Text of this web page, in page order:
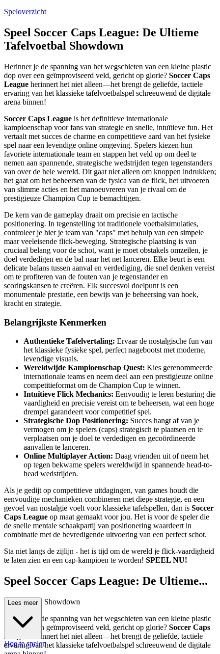
Speloverzicht
Speel Soccer Caps League: De Ultieme
Tafelvoetbal Showdown
Herinner je de spanning van het wegschieten van een kleine plastic
dop over een geïmproviseerd veld, gericht op glorie? Soccer Caps
League herinnert het niet alleen—het brengt de geliefde, tactiele
ervaring van het klassieke tafelvoetbalspel schreeuwend de digitale
arena binnen!
Soccer Caps League is het definitieve internationale
kampioenschap voor fans van strategie en snelle, intuïtieve fun. Het
vertaalt met succes de charme en competitieve aard van het fysieke
spel naar een levendige online omgeving. Spelers kiezen hun
favoriete internationale team en stappen het veld op om deel te
nemen aan spannende, strategische wedstrijden tegen tegenstanders
van over de hele wereld. Dit gaat niet alleen om knoppen indrukken;
het gaat om het beheersen van de fysica van de flick, het uitvoeren
van slimme acties en het manoeuvreren van je rivaal om de
prestigieuze Champion Cup te bemachtigen.
De kern van de gameplay draait om precisie en tactische
positionering. In tegenstelling tot traditionele voetbalsimulaties,
controleer je hier je team van "caps" met behulp van een simpele
maar veeleisende flick-beweging. Strategische plaatsing is van
cruciaal belang voor de schot, want je moet obstakels omzeilen, je
doel verdedigen en de bal naar het net lanceren. Elke beurt is een
delicate balans tussen aanval en verdediging, die snel denken vereist
om te profiteren van de fouten van je tegenstander en
scoringskansen te creëren. Elk succesvol doelpunt is een
monumentale prestatie, een bewijs van je beheersing van hoek,
kracht en strategie.
Belangrijkste Kenmerken
Authentieke Tafelvertaling: Ervaar de nostalgische fun van
het klassieke fysieke spel, perfect nagebootst met moderne,
levendige visuals.
Wereldwijde Kampioenschap Quest: Kies gerenommeerde
internationale teams en neem deel aan een prestigieuze online
competitieformat om de Champion Cup te winnen.
Intuïtieve Flick Mechanics: Eenvoudig te leren besturing die
vaardigheid en precisie vereist om te beheersen, wat een hoge
drempel garandeert voor competitief spel.
Strategische Dop Positionering: Succes hangt af van je
vermogen om je spelers (caps) strategisch te plaatsen en te
verplaatsen om je doel te verdedigen en gecoördineerde
aanvallen te lanceren.
Online Multiplayer Action: Daag vrienden uit of neem het
op tegen bekwame spelers wereldwijd in spannende head-to-
head wedstrijden.
Als je gedijt op competitieve uitdagingen, van games houdt die
eenvoudige mechanieken combineren met diepe strategie, en een
gevoel van nostalgie voelt voor klassieke tafelspellen, dan is Soccer
Caps League op maat gemaakt voor jou. Het is voor de speler die
de snelle mentale schaakpartij van positionering waardeert in
combinatie met de bevredigende uitvoering van een perfect schot.
Sta niet langs de zijlijn - het is tijd om de wereld je flick-vaardigheid
te laten zien en een cap-kampioen te worden! SPEEL NU!
Speel Soccer Caps League: De Ultieme...
Tafelvoetbal Showdown
Herinner je de spanning van het wegschieten van een kleine plastic
dop over een geïmproviseerd veld, gericht op glorie? Soccer Caps
League
herinnert het niet alleen—het brengt de geliefde, tactiele
ervaring van het klassieke tafelvoetbalspel schreeuwend de digitale
Lees meer
Hoe te spelen